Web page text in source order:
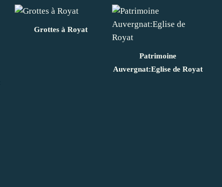
Grottes à Royat
Patrimoine
Auvergnat:Eglise de Royat